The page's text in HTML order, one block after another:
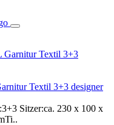
Textil 3+3 designer
Sitzer:ca. 230 x 100 x